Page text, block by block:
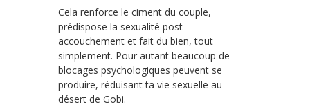
Cela renforce le ciment du couple,
prédispose la sexualité post-
accouchement et fait du bien, tout
simplement. Pour autant beaucoup de
blocages psychologiques peuvent se
produire, réduisant ta vie sexuelle au
désert de Gobi.